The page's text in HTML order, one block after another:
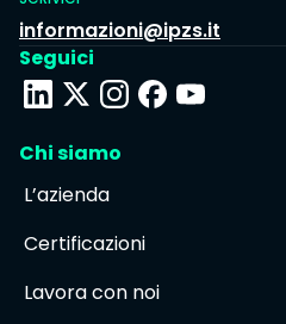
informazioni@ipzs.it
Seguici
Chi siamo
L’azienda
Certificazioni
Lavora con noi